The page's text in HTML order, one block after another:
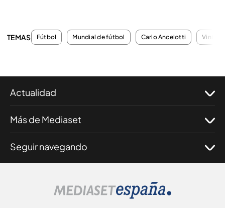
TEMAS Fútbol Mundial de fútbol Carlo Ancelotti
Actualidad
Más de Mediaset
Seguir navegando